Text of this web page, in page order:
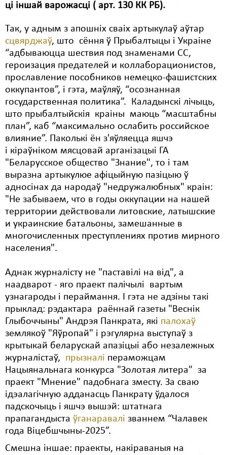
ці іншай варожасці ( арт. 130 КК РБ).
Так, у адным з апошніх сваіх артыкулаў аўтар
сцвярджаў, што сёння ў Прыбалтыцы і Украіне
“адбываюцца шествия под знаменами СС,
героизация предателей и коллаборационистов,
прославление пособников немецко-фашистских
оккупантов”, і гэта, маўляў, “осознанная
государственная политика”. Каладынскі лічыць,
што прыбалтыйскія краіны маюць “масштабны
план”, каб “максимально ослабить российское
влияние”. Паколькі ён з'яўляецца яшчэ
і кіраўніком мясцовай арганізацыі ГА
"Беларусское общество "Знание", то і там
выразна артыкулюе афіцыйную пазіцыю ў
адносінах да народаў "недружалюбных" краін:
"Не забываем, что в годы оккупации на нашей
территории действовали литовские, латышские
и украинские батальоны, замешанные в
многочисленных преступлениях против мирного
населения".
Аднак журналісту не "паставілі на від", а
наадварот - яго праект палічылі вартым
узнагароды і пераймання. І гэта не адзіны такі
прыклад: рэдактара раённай газеты "Веснік
Глыбоччыны" Андрэя Панкрата, які палохаў
землякоў "Яўропай" і рэгулярна выступаў з
крытыкай беларускай апазіцыі або незалежных
журналістаў, прызналі пераможцам
Нацыянальнага конкурса "Золотая литера" за
праект "Мнение" падобнага зместу. За сваю
ідэалагічную адданасць Панкрату ўдалося
падскочыць і яшчэ вышэй: штатнага
прапагандыста ўганаравалі званнем “Чалавек
года Віцебшчыны-2025”.
Смешна іншае: праекты, накіраваныя на
Свабода сумленьня
Суд
Сьмяротнае пакараньне
Экалёгія
Правы працоўных
Сацыяльныя правы